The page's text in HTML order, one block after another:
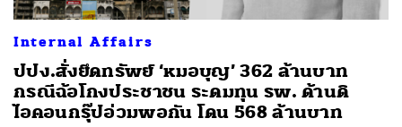
Internal Affairs
ปปง.สั่งยึดทรัพย์ ‘หมอบุญ’ 362 ล้านบาท
กรณีฉ้อโกงประชาชน ระดมทุน รพ. ด้านดิ
ไอคอนกรุ๊ปอ่วมพอกัน โดน 568 ล้านบาท
SHARE TWEET LINE